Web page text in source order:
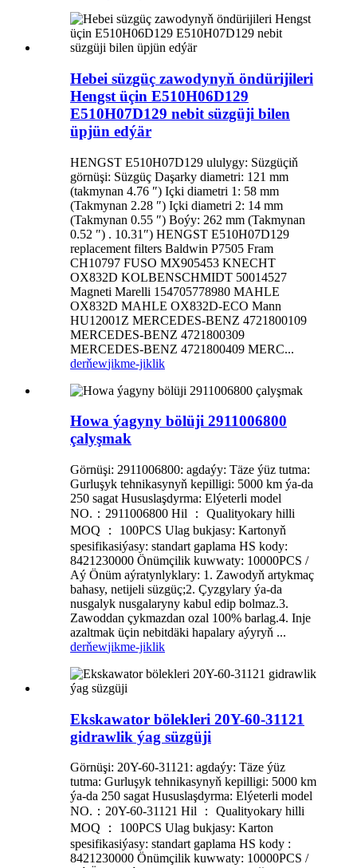
Hebei süzgüç zawodynyň öndürijileri
Hengst üçin E510H06D129
E510H07D129 nebit süzgüji bilen
üpjün edýär
HENGST E510H07D129 ululygy: Süzgüçiň
görnüşi: Süzgüç Daşarky diametri: 121 mm
(takmynan 4.76 ″) Içki diametri 1: 58 mm
(Takmynan 2.28 ″) Içki diametri 2: 14 mm
(Takmynan 0.55 ″) Boýy: 262 mm (Takmynan
0.52 ″) . 10.31″) HENGST E510H07D129
replacement filters Baldwin P7505 Fram
CH10797 FUSO MX905453 KNECHT
OX832D KOLBENSCHMIDT 50014527
Magneti Marelli 154705778980 MAHLE
OX832D MAHLE OX832D-ECO Mann
HU12001Z MERCEDES-BENZ 4721800109
MERCEDES-BENZ 4721800309
MERCEDES-BENZ 4721800409 MERC...
derňewjikme-jiklik
Howa ýagyny bölüji 2911006800
çalyşmak
Görnüşi: 2911006800: agdaýy: Täze ýüz tutma:
Gurluşyk tehnikasynyň kepilligi: 5000 km ýa-da
250 sagat Hususlaşdyrma: Elýeterli model
NO.：2911006800 Hil ： Qualityokary hilli
MOQ ： 100PCS Ulag bukjasy: Kartonyň
spesifikasiýasy: standart gaplama HS kody:
8421230000 Önümçilik kuwwaty: 10000PCS /
Aý Önüm aýratynlyklary: 1. Zawodyň artykmaç
bahasy, netijeli süzgüç;2. Çyzgylary ýa-da
nusgalyk nusgalaryny kabul edip bolmaz.3.
Zawoddan çykmazdan ozal 100% barlag.4. Inje
azaltmak üçin nebitdäki hapalary aýyryň ...
derňewjikme-jiklik
Ekskawator bölekleri 20Y-60-31121
gidrawlik ýag süzgüji
Görnüşi: 20Y-60-31121: agdaýy: Täze ýüz
tutma: Gurluşyk tehnikasynyň kepilligi: 5000 km
ýa-da 250 sagat Hususlaşdyrma: Elýeterli model
NO.：20Y-60-31121 Hil ： Qualityokary hilli
MOQ ： 100PCS Ulag bukjasy: Karton
spesifikasiýasy: standart gaplama HS kody :
8421230000 Önümçilik kuwwaty: 10000PCS /